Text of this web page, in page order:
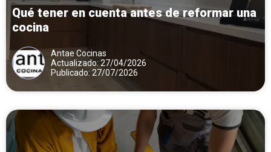
Qué tener en cuenta antes de reformar una
cocina
Antae Cocinas
Actualizado: 27/04/2026
Publicado: 27/07/2026